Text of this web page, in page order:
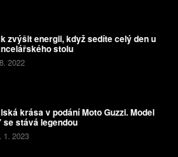
zvýšit energii, když sedíte celý den u
stolu
2022
krása v podání Moto Guzzi. Model
se stává legendou
1. 2023